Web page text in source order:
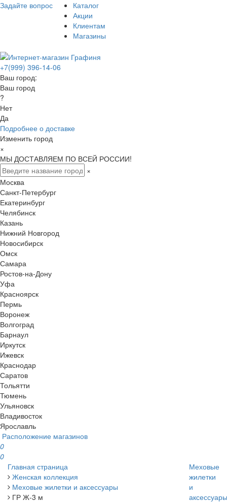
Задайте вопрос
Каталог
Акции
Клиентам
Магазины
+7(999) 396-14-06
Ваш город:
Ваш город
?
Нет
Да
Подробнее о доставке
Изменить город
×
МЫ ДОСТАВЛЯЕМ ПО ВСЕЙ РОССИИ!
×
Москва
Санкт-Петербург
Екатеринбург
Челябинск
Казань
Нижний Новгород
Новосибирск
Омск
Самара
Ростов-на-Дону
Уфа
Красноярск
Пермь
Воронеж
Волгоград
Барнаул
Иркутск
Ижевск
Краснодар
Саратов
Тольятти
Тюмень
Ульяновск
Владивосток
Ярославль
Расположение магазинов
0
0
Главная страница
Женская коллекция
Меховые жилетки и аксессуары
ГР Ж-3 м
Меховые
жилетки
и